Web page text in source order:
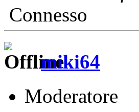
Connesso
miki64
Moderatore